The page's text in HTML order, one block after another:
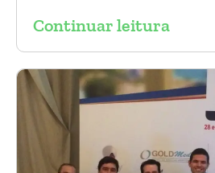
multilayer no tratamento de
Continuar leitura